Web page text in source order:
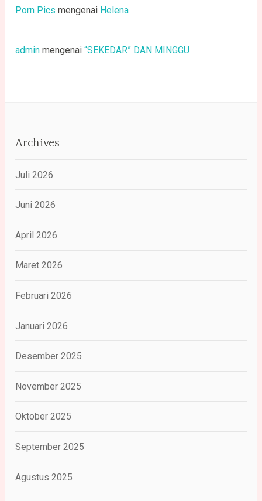
Porn Pics mengenai Helena
admin mengenai“SEKEDAR” DAN MINGGU
Archives
Juli 2026
Juni 2026
April 2026
Maret 2026
Februari 2026
Januari 2026
Desember 2025
November 2025
Oktober 2025
September 2025
Agustus 2025